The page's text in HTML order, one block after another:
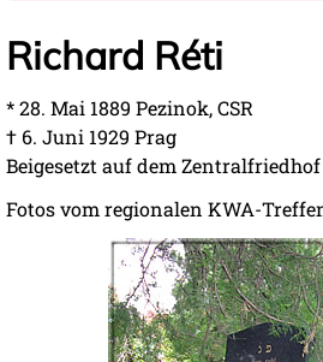
Richard Réti
* 28. Mai 1889 Pezinok, CSR
† 6. Juni 1929 Prag
Beigesetzt auf dem
Fotos vom regionalen KWA-